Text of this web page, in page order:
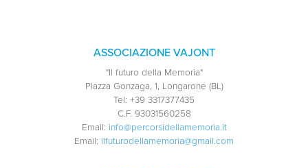
ASSOCIAZIONE VAJONT
"Il futuro della Memoria"
Piazza Gonzaga, 1, Longarone (BL)
Tel: +39 3317377435
C.F. 93031560258
Email: info@percorsidellamemoria.it
Email: ilfuturodellamemoria@gmail.com